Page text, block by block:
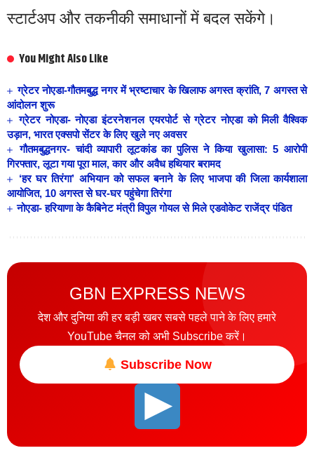
स्टार्टअप और तकनीकी समाधानों में बदल सकेंगे।
You Might Also Like
ग्रेटर नोएडा-गौतमबुद्ध नगर में भ्रष्टाचार के खिलाफ अगस्त क्रांति, 7 अगस्त से
आंदोलन शुरू
ग्रेटर नोएडा- नोएडा इंटरनेशनल एयरपोर्ट से ग्रेटर नोएडा को मिली वैश्विक
उड़ान, भारत एक्सपो सेंटर के लिए खुले नए अवसर
गौतमबुद्धनगर- चांदी व्यापारी लूटकांड का पुलिस ने किया खुलासा: 5 आरोपी
गिरफ्तार, लूटा गया पूरा माल, कार और अवैध हथियार बरामद
‘हर घर तिरंगा’ अभियान को सफल बनाने के लिए भाजपा की जिला कार्यशाला
आयोजित, 10 अगस्त से घर-घर पहुंचेगा तिरंगा
नोएडा- हरियाणा के कैबिनेट मंत्री विपुल गोयल से मिले एडवोकेट राजेंद्र पंडित
GBN EXPRESS NEWS
देश और दुनिया की हर बड़ी खबर सबसे पहले पाने के लिए हमारे
YouTube चैनल को अभी Subscribe करें।
Subscribe Now